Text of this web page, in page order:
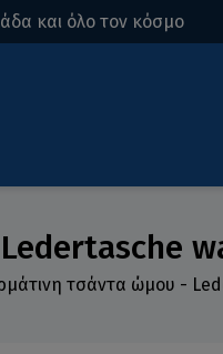
και όλο τον κόσμο
τσάντα ώμου -